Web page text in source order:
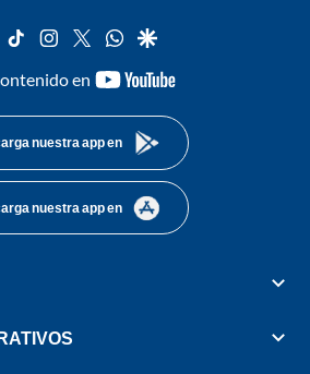
facebook
tiktok instagram
twitterwhatsapp
google
en
youtube-
nuestra app en
nuestra app en